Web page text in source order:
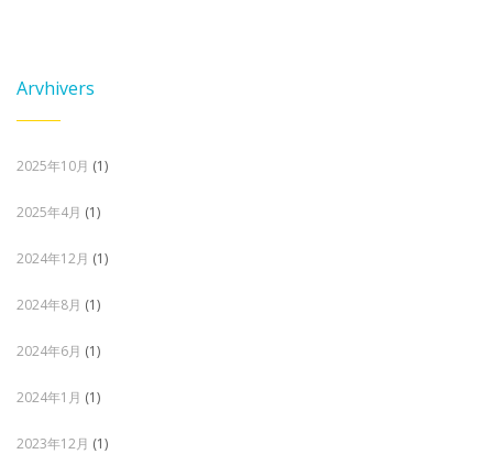
Arvhivers
2025年10月 (1)
2025年4月 (1)
2024年12月 (1)
2024年8月 (1)
2024年6月 (1)
2024年1月 (1)
2023年12月 (1)